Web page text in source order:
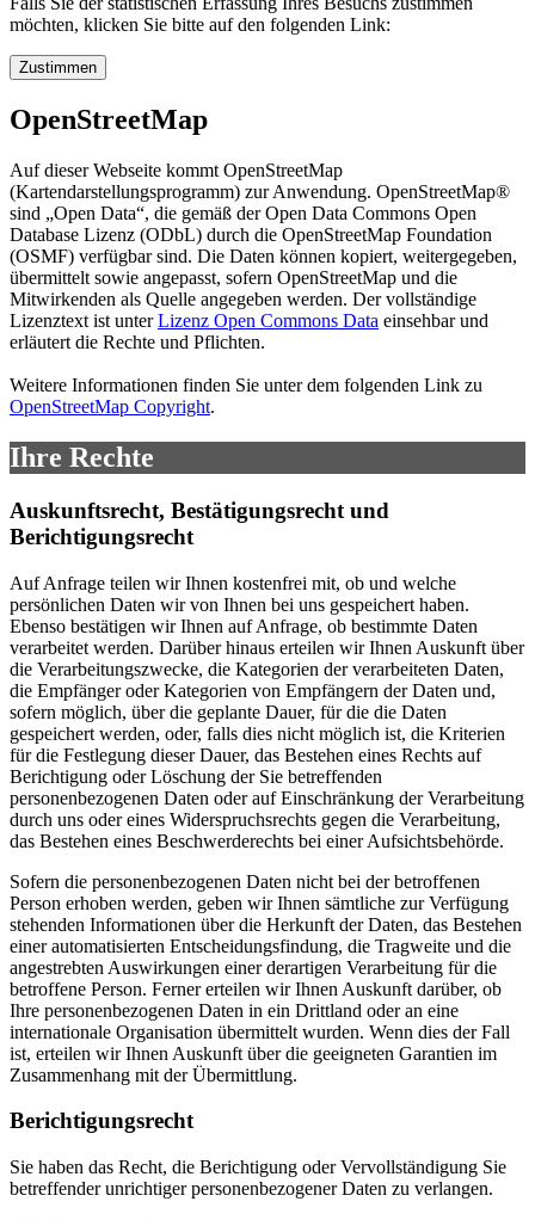
möchten, klicken Sie bitte auf den folgenden Link:
Zustimmen
OpenStreetMap
Auf dieser Webseite kommt OpenStreetMap
(Kartendarstellungsprogramm) zur Anwendung. OpenStreetMap®
sind „Open Data“, die gemäß der Open Data Commons Open
Database Lizenz (ODbL) durch die OpenStreetMap Foundation
(OSMF) verfügbar sind. Die Daten können kopiert, weitergegeben,
übermittelt sowie angepasst, sofern OpenStreetMap und die
Mitwirkenden als Quelle angegeben werden. Der vollständige
Lizenztext ist unterLizenz Open Commons Data einsehbar und
erläutert die Rechte und Pflichten.
Weitere Informationen finden Sie unter dem folgenden Link zu
OpenStreetMap Copyright.
Ihre Rechte
Auskunftsrecht, Bestätigungsrecht und
Berichtigungsrecht
Auf Anfrage teilen wir Ihnen kostenfrei mit, ob und welche
persönlichen Daten wir von Ihnen bei uns gespeichert haben.
Ebenso bestätigen wir Ihnen auf Anfrage, ob bestimmte Daten
verarbeitet werden. Darüber hinaus erteilen wir Ihnen Auskunft über
die Verarbeitungszwecke, die Kategorien der verarbeiteten Daten,
die Empfänger oder Kategorien von Empfängern der Daten und,
sofern möglich, über die geplante Dauer, für die die Daten
gespeichert werden, oder, falls dies nicht möglich ist, die Kriterien
für die Festlegung dieser Dauer, das Bestehen eines Rechts auf
Berichtigung oder Löschung der Sie betreffenden
personenbezogenen Daten oder auf Einschränkung der Verarbeitung
durch uns oder eines Widerspruchsrechts gegen die Verarbeitung,
das Bestehen eines Beschwerderechts bei einer Aufsichtsbehörde.
Sofern die personenbezogenen Daten nicht bei der betroffenen
Person erhoben werden, geben wir Ihnen sämtliche zur Verfügung
stehenden Informationen über die Herkunft der Daten, das Bestehen
einer automatisierten Entscheidungsfindung, die Tragweite und die
angestrebten Auswirkungen einer derartigen Verarbeitung für die
betroffene Person. Ferner erteilen wir Ihnen Auskunft darüber, ob
Ihre personenbezogenen Daten in ein Drittland oder an eine
internationale Organisation übermittelt wurden. Wenn dies der Fall
ist, erteilen wir Ihnen Auskunft über die geeigneten Garantien im
Zusammenhang mit der Übermittlung.
Berichtigungsrecht
Sie haben das Recht, die Berichtigung oder Vervollständigung Sie
betreffender unrichtiger personenbezogener Daten zu verlangen.